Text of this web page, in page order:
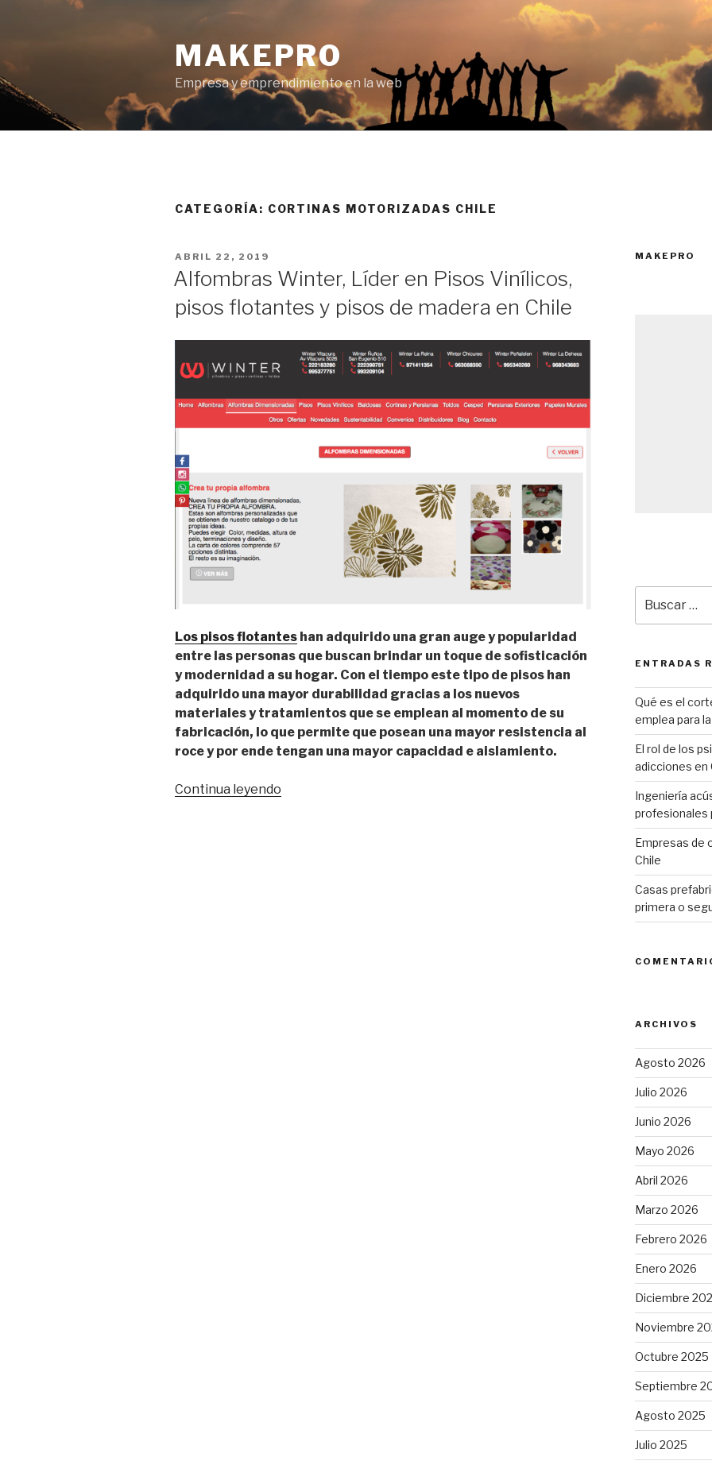
MAKEPRO
Empresa y emprendimiento en la web
CATEGORÍA: CORTINAS MOTORIZADAS CHILE
POSTED
ON
ABRIL 22, 2019
Alfombras Winter, Líder en Pisos Vinílicos,
pisos flotantes y pisos de madera en Chile
Los pisos flotantes han adquirido una gran auge y popularidad
entre las personas que buscan brindar un toque de sofisticación
y modernidad a su hogar. Con el tiempo este tipo de pisos han
adquirido una mayor durabilidad gracias a los nuevos
materiales y tratamientos que se emplean al momento de su
fabricación, lo que permite que posean una mayor resistencia al
roce y por ende tengan una mayor capacidad e aislamiento.
Continua leyendo
MAKEPRO
por:
ENTRADAS
Qué es el
emplea para
El rol de los
adicciones en
Ingeniería
profesionales
Empresas de
Chile
Casas
primera o
ARCHIVOS
Agosto 2026
Julio 2026
Junio 2026
Mayo 2026
Abril 2026
Marzo 2026
Febrero 2026
Enero 2026
Diciembre
Noviembre
Octubre 2025
Septiembre
Agosto 2025
Julio 2025